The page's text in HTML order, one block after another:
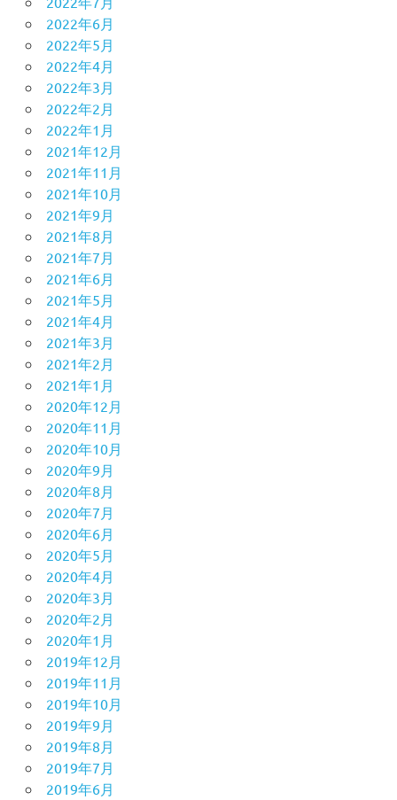
2022年6月
2022年5月
2022年4月
2022年3月
2022年2月
2022年1月
2021年12月
2021年11月
2021年10月
2021年9月
2021年8月
2021年7月
2021年6月
2021年5月
2021年4月
2021年3月
2021年2月
2021年1月
2020年12月
2020年11月
2020年10月
2020年9月
2020年8月
2020年7月
2020年6月
2020年5月
2020年4月
2020年3月
2020年2月
2020年1月
2019年12月
2019年11月
2019年10月
2019年9月
2019年8月
2019年7月
2019年6月